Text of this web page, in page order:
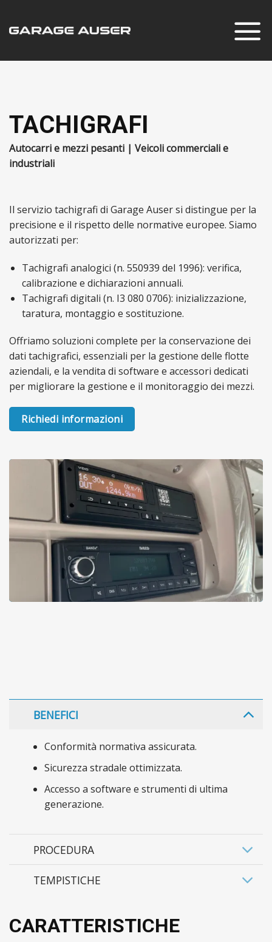
contenuti
TACHIGRAFI
Autocarri e mezzi pesanti | Veicoli commerciali e
industriali
Il servizio tachigrafi di Garage Auser si distingue per la
precisione e il rispetto delle normative europee. Siamo
autorizzati per:
Tachigrafi analogici (n. 550939 del 1996): verifica,
calibrazione e dichiarazioni annuali.
Tachigrafi digitali (n. I3 080 0706): inizializzazione,
taratura, montaggio e sostituzione.
Offriamo soluzioni complete per la conservazione dei
dati tachigrafici, essenziali per la gestione delle flotte
aziendali, e la vendita di software e accessori dedicati
per migliorare la gestione e il monitoraggio dei mezzi.
Richiedi informazioni
CARATTERISTICHE
BENEFICI
Conformità normativa assicurata.
Sicurezza stradale ottimizzata.
Accesso a software e strumenti di ultima
generazione.
PROCEDURA
TEMPISTICHE